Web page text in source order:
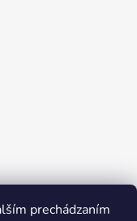
prechádzaním